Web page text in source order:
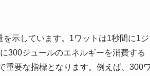
示しています。1ワットは1秒間に1ジ
300ジュールのエネルギーを消費する
重要な指標となります。例えば、300ワ